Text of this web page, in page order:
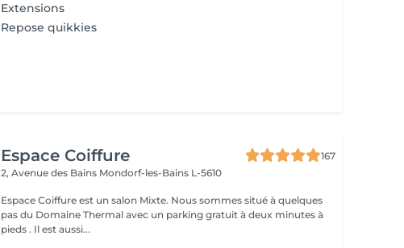
Extensions
Repose quikkies
Espace Coiffure
167
2, Avenue des Bains Mondorf-les-Bains L-5610
Espace Coiffure est un salon Mixte. Nous sommes situé à quelques
pas du Domaine Thermal avec un parking gratuit à deux minutes à
pieds . Il est aussi...